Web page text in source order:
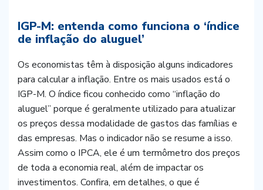
IGP-M: entenda como funciona o ‘índice
de inflação do aluguel’
Os economistas têm à disposição alguns indicadores
para calcular a inflação. Entre os mais usados está o
IGP-M. O índice ficou conhecido como “inflação do
aluguel” porque é geralmente utilizado para atualizar
os preços dessa modalidade de gastos das famílias e
das empresas. Mas o indicador não se resume a isso.
Assim como o IPCA, ele é um termômetro dos preços
de toda a economia real, além de impactar os
investimentos. Confira, em detalhes, o que é